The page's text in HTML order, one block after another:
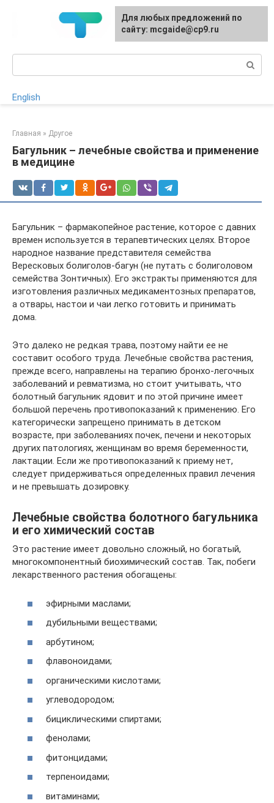
English
Главная » Другое
Багульник – лечебные свойства и применение
в медицине
Багульник – фармакопейное растение, которое с давних
времен используется в терапевтических целях. Второе
народное название представителя семейства
Вересковых болиголов-багун (не путать с болиголовом
семейства Зонтичных). Его экстракты применяются для
изготовления различных медикаментозных препаратов,
а отвары, настои и чаи легко готовить и принимать
дома.
Это далеко не редкая трава, поэтому найти ее не
составит особого труда. Лечебные свойства растения,
прежде всего, направлены на терапию бронхо-легочных
заболеваний и ревматизма, но стоит учитывать, что
болотный багульник ядовит и по этой причине имеет
большой перечень противопоказаний к применению. Его
категорически запрещено принимать в детском
возрасте, при заболеваниях почек, печени и некоторых
других патологиях, женщинам во время беременности,
лактации. Если же противопоказаний к приему нет,
следует придерживаться определенных правил лечения
и не превышать дозировку.
Лечебные свойства болотного багульника
и его химический состав
Это растение имеет довольно сложный, но богатый,
многокомпонентный биохимический состав. Так, побеги
лекарственного растения обогащены:
эфирными маслами;
дубильными веществами;
арбутином;
флавоноидами;
органическими кислотами;
углеводородом;
бициклическими спиртами;
фенолами;
фитонцидами;
терпеноидами;
витаминами;
Для любых предложений по
сайту: mcgaide@cp9.ru